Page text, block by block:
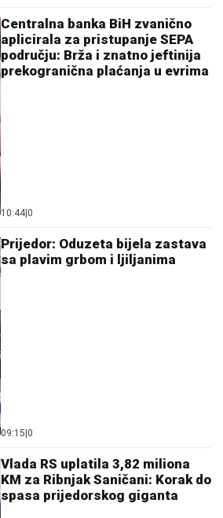
Centralna banka BiH zvanično
aplicirala za pristupanje SEPA
području: Brža i znatno jeftinija
prekogranična plaćanja u evrima
10:44 0
Prijedor: Oduzeta bijela zastava
sa plavim grbom i ljiljanima
09:15 0
Vlada RS uplatila 3,82 miliona
KM za Ribnjak Saničani: Korak do
spasa prijedorskog giganta